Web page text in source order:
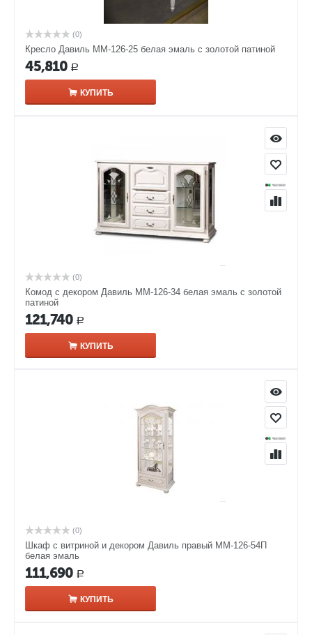
(0)
Кресло Давиль ММ-126-25 белая эмаль с золотой патиной
45,810 Р
КУПИТЬ
(0)
Комод с декором Давиль ММ-126-34 белая эмаль с золотой
патиной
121,740 Р
КУПИТЬ
(0)
Шкаф с витриной и декором Давиль правый ММ-126-54П
белая эмаль
111,690 Р
КУПИТЬ